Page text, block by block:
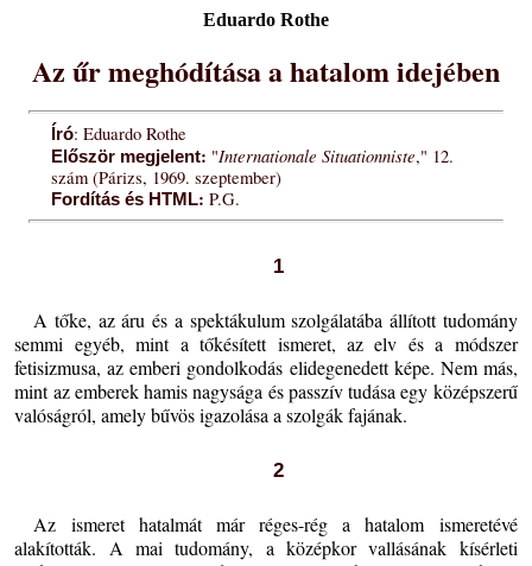
Eduardo Rothe
Az űr meghódítása a hatalom idejében
Író: Eduardo Rothe
Először megjelent: "Internationale Situationniste," 12.
szám (Párizs, 1969. szeptember)
Fordítás és HTML: P.G.
1
A tőke, az áru és a spektákulum szolgálatába állított tudomány
semmi egyéb, mint a tőkésített ismeret, az elv és a módszer
fetisizmusa, az emberi gondolkodás elidegenedett képe. Nem más,
mint az emberek hamis nagysága és passzív tudása egy középszerű
valóságról, amely bűvös igazolása a szolgák fajának.
2
Az ismeret hatalmát már réges-rég a hatalom ismeretévé
alakították. A mai tudomány, a középkor vallásának kísérleti